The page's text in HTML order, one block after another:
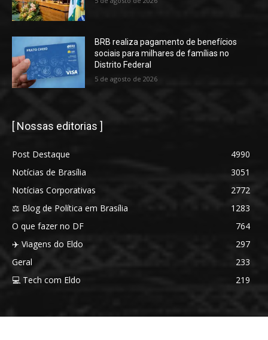
BRB realiza pagamento de benefícios
sociais para milhares de famílias no
Distrito Federal
5 de agosto de 2026
[ Nossas editorias ]
Post Destaque
4990
Notícias de Brasília
3051
Notícias Corporativas
2772
⚖️ Blog de Política em Brasília
1283
O que fazer no DF
764
✈️ Viagens do Eldo
297
Geral
233
💻 Tech com Eldo
219